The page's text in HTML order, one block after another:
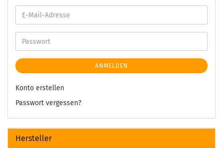
ANMELDEN
Konto erstellen
Passwort vergessen?
Hersteller